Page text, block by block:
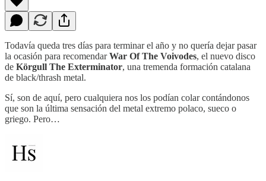
Todavía queda tres días para terminar el año y no quería dejar pasar
la ocasión para recomendarWar Of The Voivodes, el nuevo disco
de Körgull The Exterminator, una tremenda formación catalana
de black/thrash metal.
Sí, son de aquí, pero cualquiera nos los podían colar contándonos
que son la última sensación del metal extremo polaco, sueco o
griego. Pero…